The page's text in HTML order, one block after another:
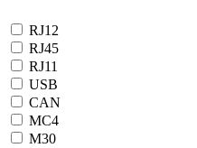
RJ12
RJ45
RJ11
USB
CAN
MC4
M30